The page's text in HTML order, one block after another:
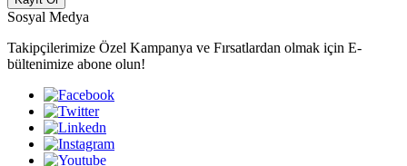
Sosyal Medya
Takipçilerimize Özel Kampanya ve Fırsatlardan olmak için E-
bültenimize abone olun!